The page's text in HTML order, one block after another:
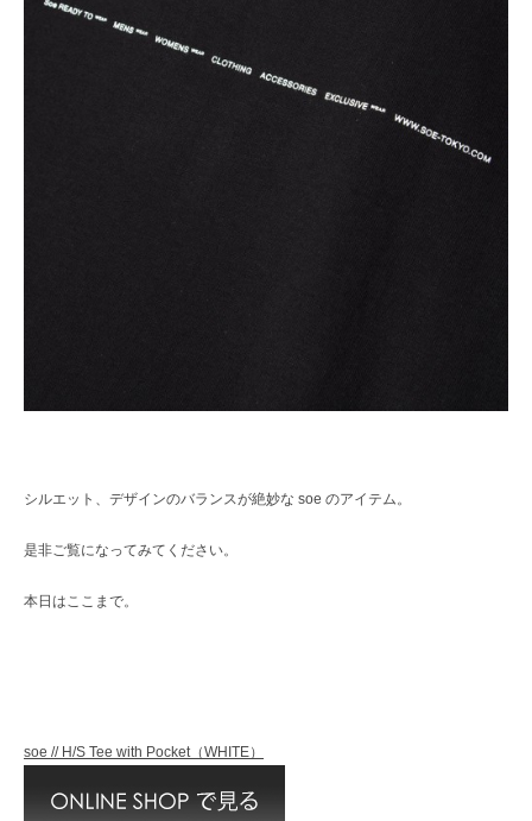
シルエット、デザインのバランスが絶妙な soe のアイテム。
是非ご覧になってみてください。
本日はここまで。
soe // H/S Tee with Pocket（WHITE）